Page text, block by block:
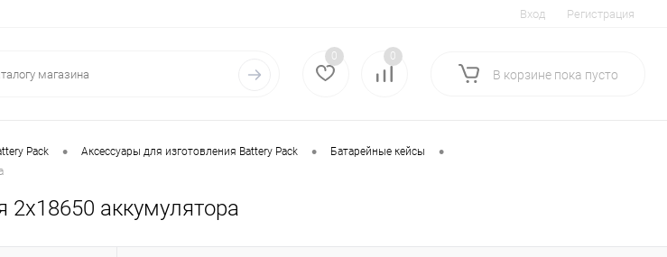
Вход Регистрация
0 0
В корзине пока пусто
Pack • Аксессуары для изготовления Battery Pack • Батарейные кейсы •
2х18650 аккумулятора